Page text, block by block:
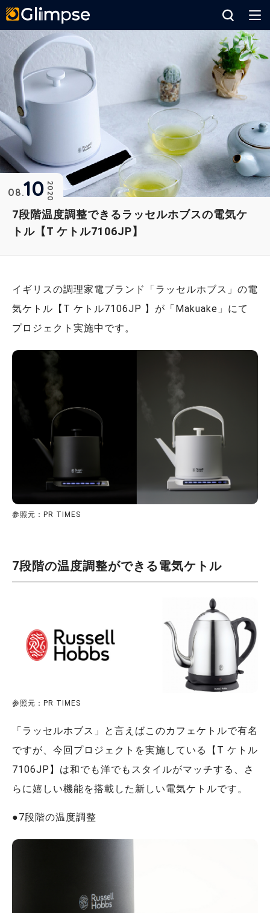
7段階温度調整できるラッセルホブスの電気ケ
トル【T ケトル7106JP】
2020
08 10
イギリスの調理家電ブランド「ラッセルホブス」の電
気ケトル【T ケトル7106JP 】が「Makuake」にて
プロジェクト実施中です。
参照元：PR TIMES
7段階の温度調整ができる電気ケトル
参照元：PR TIMES
「ラッセルホブス」と言えばこのカフェケトルで有名
ですが、今回プロジェクトを実施している【T ケトル
7106JP】は和でも洋でもスタイルがマッチする、さ
らに嬉しい機能を搭載した新しい電気ケトルです。
●7段階の温度調整